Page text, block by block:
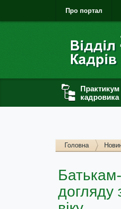
Про портал
Практикум
кадровика
Головна
догляду